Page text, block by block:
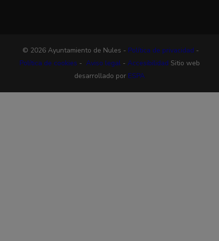
© 2026 Ayuntamiento de Nules - Política de privacidad -
Política de cookies - Aviso legal- Accesibilidad Sitio web
desarrollado por ESPA